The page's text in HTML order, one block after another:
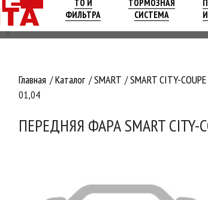
ТО И
ФИЛЬТРА
ТОРМОЗНАЯ
СИСТЕМА
Главная Каталог SMART SMART CITY-
01,04
ПЕРЕДНЯЯ ФАРА SMART CITY-